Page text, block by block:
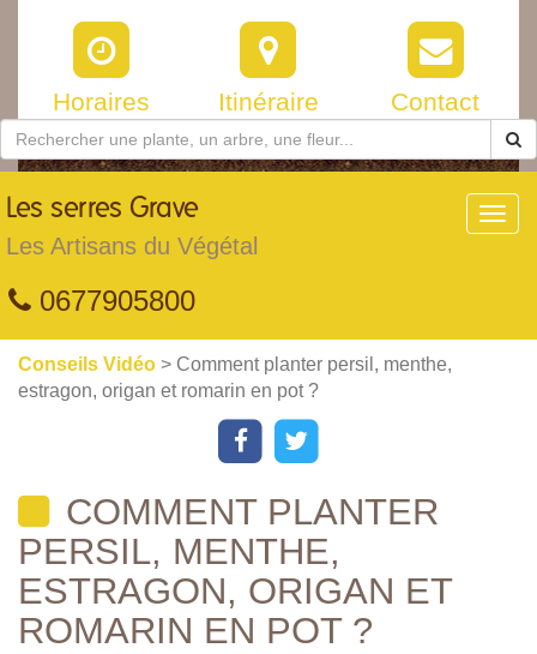
Horaires Itinéraire Contact
Les serres Grave
Les Artisans du Végétal
0677905800
Conseils Vidéo > Comment planter persil, menthe,
estragon, origan et romarin en pot ?
COMMENT PLANTER
PERSIL, MENTHE,
ESTRAGON, ORIGAN ET
ROMARIN EN POT ?